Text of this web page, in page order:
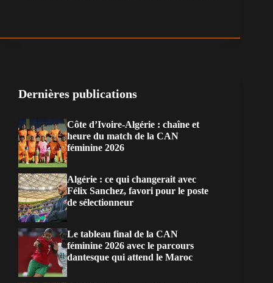
Dernières publications
Côte d’Ivoire-Algérie : chaîne et
heure du match de la CAN
féminine 2026
Algérie : ce qui changerait avec
Félix Sanchez, favori pour le poste
de sélectionneur
Le tableau final de la CAN
féminine 2026 avec le parcours
dantesque qui attend le Maroc